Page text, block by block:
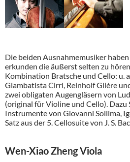
Die beiden Ausnahmemusiker
erkunden die äußerst selten zu
Kombination Bratsche und Cello: u.
Giambatista Cirri, Reinholf Glière
zwei obligaten Augengläsern von
(original für Violine und Cello). Dazu
Instrumente von Giovanni Sollima,
Satz aus der 5. Cellosuite von J. S.
Wen-Xiao Zheng Viola